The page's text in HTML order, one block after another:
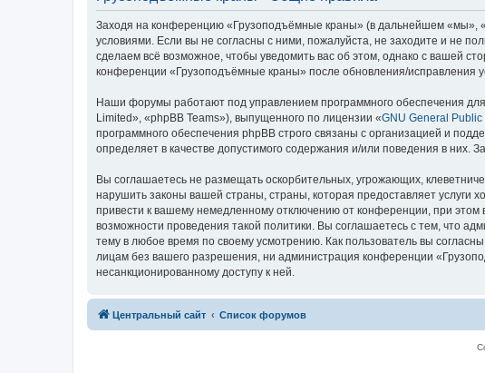
Заходя на конференцию «Грузоподъёмные краны» (в дальнейшем «мы»,
условиями. Если вы не согласны с ними, пожалуйста, не заходите и не
сделаем всё возможное, чтобы уведомить вас об этом, однако с вашей
конференции «Грузоподъёмные краны» после обновления/исправления
Наши форумы работают под управлением программного обеспечения
Limited», «phpBB Teams»), выпущенного по лицензии «GNU General Public
программного обеспечения phpBB строго связаны с организацией и
определяет в качестве допустимого содержания и/или поведения в
Вы соглашаетесь не размещать оскорбительных, угрожающих,
нарушить законы вашей страны, страны, которая предоставляет
привести к вашему немедленному отключению от конференции, при
возможности проведения такой политики. Вы соглашаетесь с тем, что
тему в любое время по своему усмотрению. Как пользователь вы
лицам без вашего разрешения, ни администрация конференции
несанкционированному доступу к ней.
Центральный сайт Список форумов